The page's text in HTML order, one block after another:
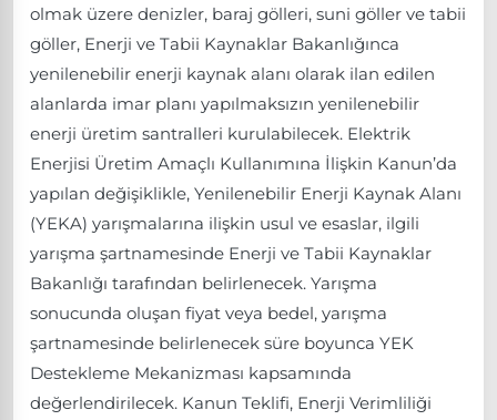
olmak üzere denizler, baraj gölleri, suni göller ve tabii
göller, Enerji ve Tabii Kaynaklar Bakanlığınca
yenilenebilir enerji kaynak alanı olarak ilan edilen
alanlarda imar planı yapılmaksızın yenilenebilir
enerji üretim santralleri kurulabilecek. Elektrik
Enerjisi Üretim Amaçlı Kullanımına İlişkin Kanun’da
yapılan değişiklikle, Yenilenebilir Enerji Kaynak Alanı
(YEKA) yarışmalarına ilişkin usul ve esaslar, ilgili
yarışma şartnamesinde Enerji ve Tabii Kaynaklar
Bakanlığı tarafından belirlenecek. Yarışma
sonucunda oluşan fiyat veya bedel, yarışma
şartnamesinde belirlenecek süre boyunca YEK
Destekleme Mekanizması kapsamında
değerlendirilecek. Kanun Teklifi, Enerji Verimliliği